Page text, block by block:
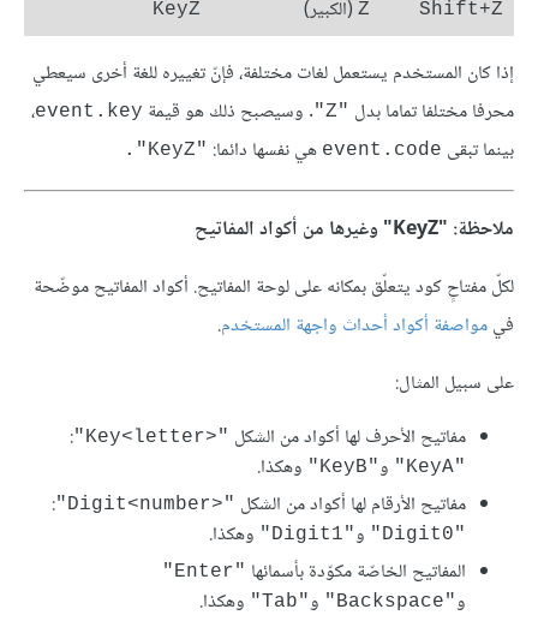
Shift+Z
Z (الكبير) KeyZ
إذا كان المستخدم يستعمل لغات مختلفة، فإنّ تغييره للغة أخرى سيعطي
محرفا مختلفا تماما بدل "Z" . وسيصبح ذلك هو قيمة event.key،
بينما تبقى event.code هي نفسها دائما: "KeyZ".
ملاحظة: "KeyZ" وغيرها من أكواد المفاتيح
لكلّ مفتاحٍ كود يتعلّق بمكانه على لوحة المفاتيح. أكواد المفاتيح موضّحة
فيمواصفة أكواد أحداث واجهة المستخدم.
على سبيل المثال:
مفاتيح الأحرف لها أكواد من الشكل "Key<letter>‎"
‏:
"KeyA" و"KeyB"
وهكذا.
مفاتيح اﻷرقام لها أكواد من الشكل "Digit<number>‎"
:
"Digit0" و"Digit1"
وهكذا.
المفاتيح الخاصّة مكوّدة بأسمائها "Enter"
و"Backspace" و"Tab"
وهكذا.